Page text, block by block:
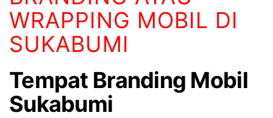
WRAPPING MOBIL DI
SUKABUMI
Tempat Branding Mobil
Sukabumi